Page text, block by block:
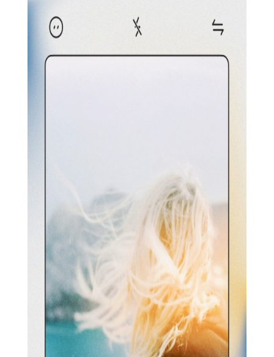
【Chic Cam相机软件特色】
1. 多样滤镜：提供多种复古与现代相结合的滤镜，如胶片风
格、黑白艺术、清新自然等，让用户可以根据场景和心情选择合
2. 实时预览：在拍摄前即可实时预览滤镜效果，方便用户调
整拍摄角度和光线，确保拍摄效果符合预期。
3. 智能构图：利用先进的AI技术，智能分析并推荐最佳构图
方式，帮助用户拍摄出更具视觉冲击力的照片。